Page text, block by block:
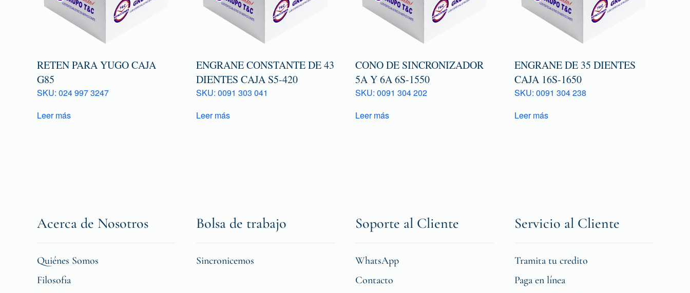
RETEN PARA YUGO CAJA
G85
SKU: 024 997 3247
Leer más
ENGRANE CONSTANTE DE 43
DIENTES CAJA S5-420
SKU: 0091 303 041
Leer más
CONO DE SINCRONIZADOR
5A Y 6A 6S-1550
SKU: 0091 304 202
Leer más
ENGRANE DE 35 DIENTES
CAJA 16S-1650
SKU: 0091 304 238
Leer más
Acerca de Nosotros
Quiénes Somos
Filosofia
Bolsa de trabajo
Sincronicemos
Soporte al Cliente
WhatsApp
Contacto
Servicio al Cliente
Tramita tu credito
Paga en línea